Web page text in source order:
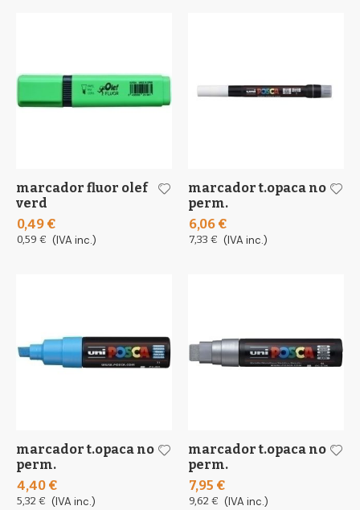
marcador fluor olef
verd
0,49 €
0,59 € (IVA inc.)
marcador t.opaca no
perm.
6,06 €
7,33 € (IVA inc.)
marcador t.opaca no
perm.
4,40 €
5,32 € (IVA inc.)
marcador t.opaca no
perm.
7,95 €
9,62 € (IVA inc.)